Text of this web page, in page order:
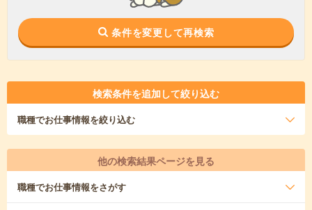
条件を変更して再検索
検索条件を追加して絞り込む
職種でお仕事情報を絞り込む
他の検索結果ページを見る
職種でお仕事情報をさがす